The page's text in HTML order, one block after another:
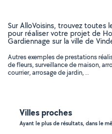
Sur AlloVoisins, trouvez toutes
pour réaliser votre projet de
Gardiennage sur la ville de
Autres exemples de prestations
de fleurs, surveillance de maison,
courrier, arrosage de jardin, ..
Villes proches
Ayant le plus de résultats, dans le